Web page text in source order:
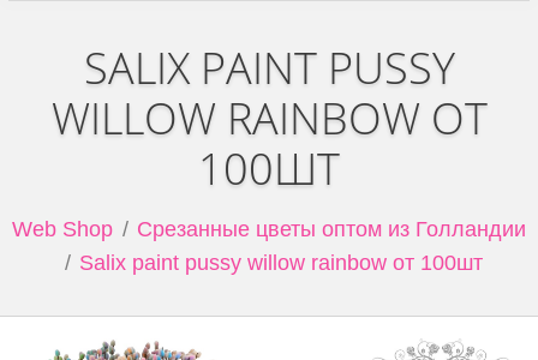
SALIX PAINT PUSSY
WILLOW RAINBOW ОТ
100ШТ
Web Shop
Срезанные цветы оптом из Голландии
Salix paint pussy willow rainbow от 100шт